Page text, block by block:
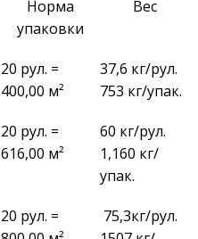
Норма
упаковки
Вес
20 рул. =
400,00 м²
37,6 кг/рул.
753 кг/упак.
20 рул. =
616,00 м²
60 кг/рул.
1,160 кг/
упак.
20 рул. =
75,3кг/рул.